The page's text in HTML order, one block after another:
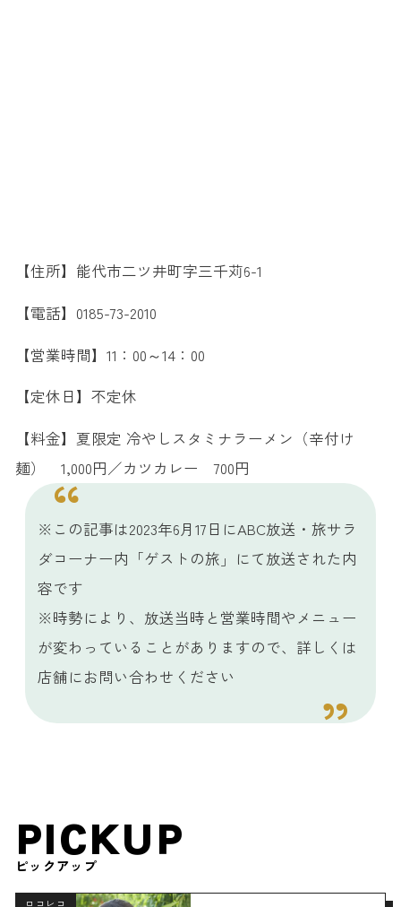
【住所】能代市二ツ井町字三千苅6-1
【電話】0185-73-2010
【営業時間】11：00～14：00
【定休日】不定休
【料金】夏限定 冷やしスタミナラーメン（辛付け
麺） 1,000円／カツカレー 700円
※この記事は2023年6月17日にABC放送・旅サラ
ダコーナー内「ゲストの旅」にて放送された内
容です
※時勢により、放送当時と営業時間やメニュー
が変わっていることがありますので、詳しくは
店舗にお問い合わせください
PICKUP
ピックアップ
ロコレコ